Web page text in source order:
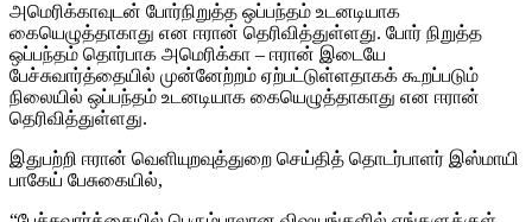
அமெரிக்காவுடன் போர்நிறுத்த ஒப்பந்தம் உடனடியாக
கையெழுத்தாகாது என ஈரான் தெரிவித்துள்ளது. போர் நிறுத்த
ஒப்பந்தம் தொர்பாக அமெரிக்கா – ஈரான் இடையே
பேச்சுவார்த்தையில் முன்னேற்றம் ஏற்பட்டுள்ளதாகக் கூறப்படும்
நிலையில் ஒப்பந்தம் உடனடியாக கையெழுத்தாகாது என ஈரான்
தெரிவித்துள்ளது.
இதுபற்றி ஈரான் வெளியுறவுத்துறை செய்தித் தொடர்பாளர் இஸ்மாயி
பாகேய் பேசுகையில்,